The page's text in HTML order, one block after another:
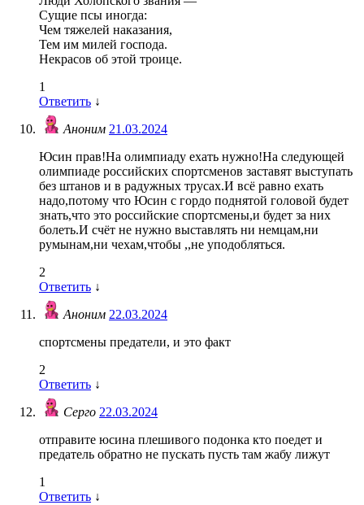
Сущие псы иногда:
Чем тяжелей наказания,
Тем им милей господа.
Некрасов об этой троице.
1
Ответить ↓
Аноним 21.03.2024
Юсин прав!На олимпиаду ехать нужно!На следующей
олимпиаде российских спортсменов заставят выступать
без штанов и в радужных трусах.И всё равно ехать
надо,потому что Юсин с гордо поднятой головой будет
знать,что это российские спортсмены,и будет за них
болеть.И счёт не нужно выставлять ни немцам,ни
румынам,ни чехам,чтобы ,,не уподобляться.
2
Ответить ↓
Аноним 22.03.2024
спортсмены предатели, и это факт
2
Ответить ↓
Серго 22.03.2024
отправите юсина плешивого подонка кто поедет и
предатель обратно не пускать пусть там жабу лижут
1
Ответить ↓